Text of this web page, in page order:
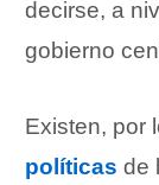
decirse, a
gobierno
Existen, por
políticas de